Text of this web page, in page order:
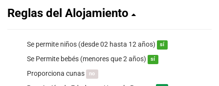
Reglas del Alojamiento
Se permite niños (desde 02 hasta 12 años) sí
Se Permite bebés (menores que 2 años) sí
Proporciona cunas no